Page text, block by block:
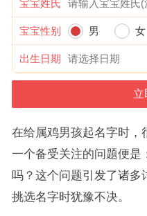
宝宝姓氏
宝宝性别 男 女
出生日期
在给属鸡男孩起名字时，
一个备受关注的问题便是
吗？这个问题引发了诸多
挑选名字时犹豫不决。